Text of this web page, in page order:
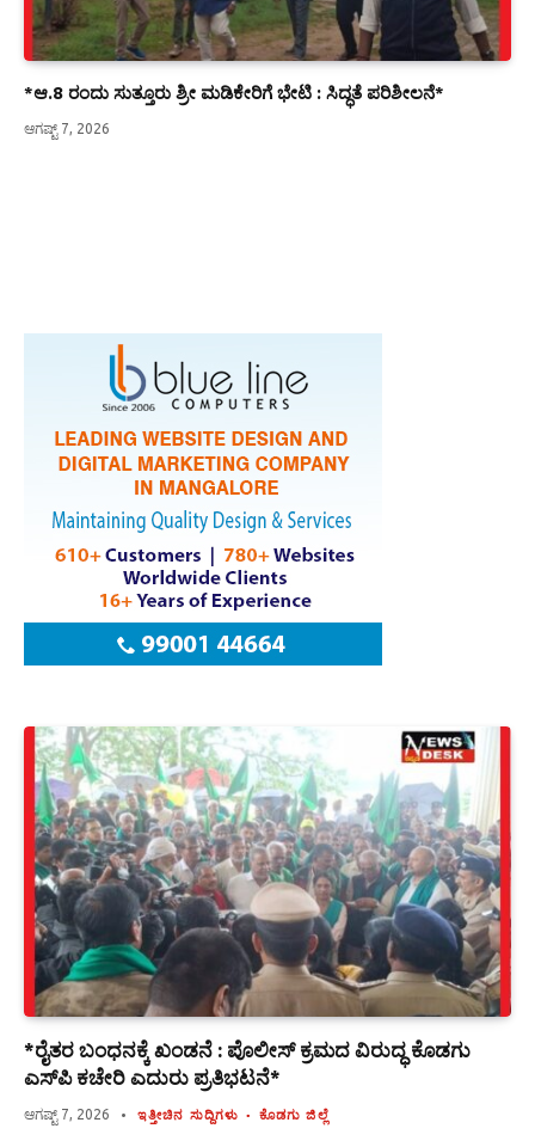
*ಆ.8 ರಂದು ಸುತ್ತೂರು ಶ್ರೀ ಮಡಿಕೇರಿಗೆ ಭೇಟಿ : ಸಿದ್ಧತೆ ಪರಿಶೀಲನೆ*
ಆಗಷ್ಟ್ 7, 2026
*ರೈತರ ಬಂಧನಕ್ಕೆ ಖಂಡನೆ : ಪೊಲೀಸ್ ಕ್ರಮದ ವಿರುದ್ಧ ಕೊಡಗು
ಎಸ್‍ಪಿ ಕಚೇರಿ ಎದುರು ಪ್ರತಿಭಟನೆ*
ಆಗಷ್ಟ್ 7, 2026 ಇತ್ತೀಚಿನ ಸುದ್ದಿಗಳು ಕೊಡಗು ಜಿಲ್ಲೆ